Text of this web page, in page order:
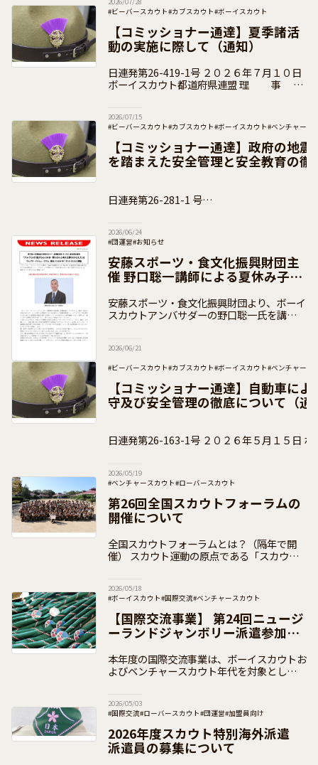
#ビーバースカウト#カブスカウト#ボーイスカウト
#ベンチャースカウト
#ローバースカウト#団運営 #加盟員向け
【コミッショナー通達】夏季諸活
動の実施に際して（通知）
日連発第26-419-1号 ２０２６年７月１０日
ボーイスカウト都道府県連盟 理 事
2026/07/15
#ビーバースカウト#カブスカウト#ボーイスカウト#ベンチャース
#団運営
#加盟員向け
【コミッショナー通達】政府の地
を踏まえた安全管理と安全教育の徹
日連発第26-281-1 号
2026/06/24
#団運営#お知らせ
安藤スポーツ・食文化振興財団主
催 野口聡一講師による夏休み子ど
も向けセミナーのご案内
安藤スポーツ・食文化振興財団より、ボーイ
スカウトアンバサダーの野口聡一氏を講師と
ご案内いたします。 セミナーについて
2026/06/21
#ビーバースカウト#カブスカウト#ボーイスカウト#ベンチャース
#加盟員向け
【コミッショナー通達】自動車に
守及び安全管理の徹底について（通
日連発第26-163-1号 ２０２６年５月１５日 ボーイスカウト都道府県連
2026/05/19
#ベンチャースカウト#ローバースカウト
#日本連盟事業（イベント事業）
#全国スカウトフォーラム
#お知らせ#加盟員向け
第26回全国スカウトフォーラムの
開催について
全国スカウトフォーラムとは？（隔年で開
催） スカウト運動の原点である「スカウト
年の意思決定への参画」を、より推進してい
く
2026/05/18
#ボーイスカウト#国際交流#ベンチャースカウト
#日本連盟事業（イベント事業）
#加盟員向け
【国際交流事業】 第24回ニュージ
ーランドジャンボリー派遣参加者
本年度の国際交流事業は、ボーイスカウトお
よびベンチャースカウト年代を対象とした国
す。南半球オセアニアの大自然の中で、ニュ
2026/05/03
#国際交流#ローバースカウト#団運営#加盟員向け
2026年度スカウト特別海外派遣
派遣員の募集について